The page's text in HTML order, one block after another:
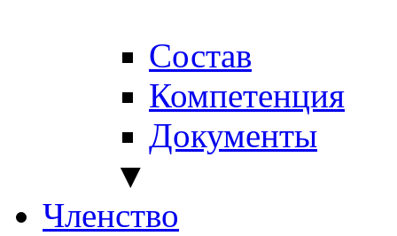
Состав
Компетенция
Документы
▼
Членство